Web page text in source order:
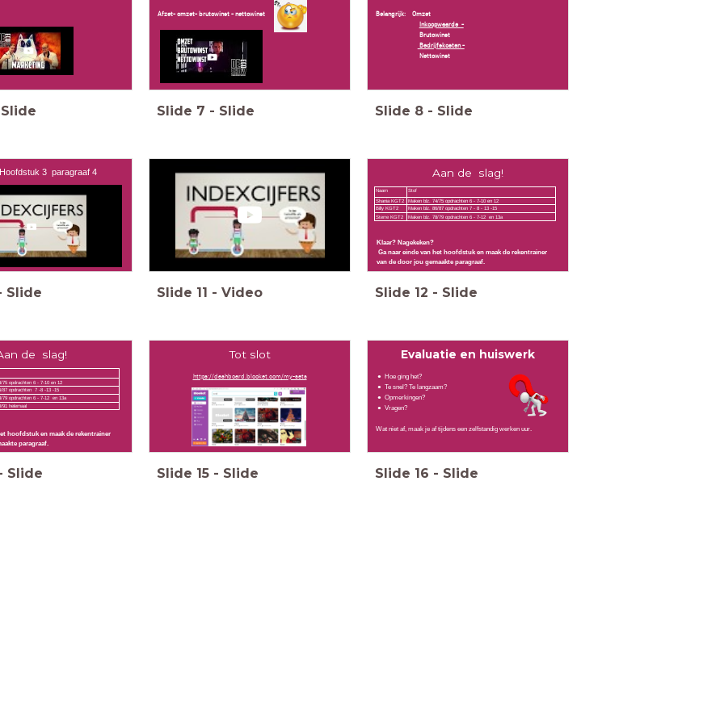
Slide
Afzet- omzet- brutowinst - nettowinst
Slide 7 - Slide
Belangrijk: Omzet
Inkoopwaarde -
Brutowinst
Bedrijfskosten -
Nettowinst
Slide 8 - Slide
3 paragraaf 4
Slide Slide 11 - Video
Aan de slag!
Naam Stof
Shania KGT2
Maken blz. 74/75 opdrachten 6 - 7-10 en 12
Billy KGT2
Maken blz. 86/87 opdrachten 7 - 8 - 13 -15
Sterre KGT2
Maken blz. 78/79 opdrachten 6 - 7-12 en 13a
Klaar? Nagekeken?
Ga naar einde van het hoofdstuk en maak de rekentrainer
van de door jou gemaakte paragraaf.
Slide 12 - Slide
de slag!
75 opdrachten 6 - 7-10 en 12
87 opdrachten 7 -8 -13 -15
79 opdrachten 6 - 7-12 en 13a
91 helemaal
hoofdstuk en maak de rekentrainer
paragraaf.
Slide
Tot slot
https://dashboard.blooket.com/my-sets
Slide 15 - Slide
Evaluatie en huiswerk
Hoe ging het?
Te snel? Te langzaam?
Opmerkingen?
Vragen?
Wat niet af, maak je af tijdens een zelfstandig werken uur.
Slide 16 - Slide